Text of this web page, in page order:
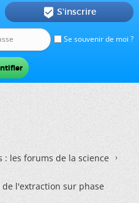
Se souvenir de moi ?
 S'inscrire
: les forums de la science
l'extraction sur phase